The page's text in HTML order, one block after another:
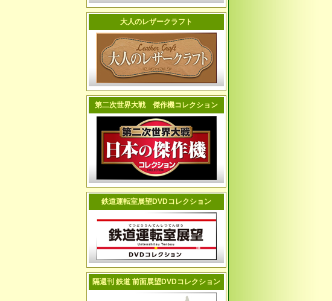
大人のレザークラフト
第二次世界大戦 傑作機コレクション
鉄道運転室展望DVDコレクション
隔週刊 鉄道 前面展望DVDコレクション